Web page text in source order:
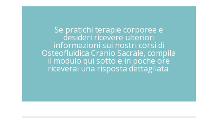
Se pratichi terapie corporee e
desideri ricevere ulteriori
informazioni sui nostri corsi di
Osteofluidica Cranio Sacrale, compila
il modulo qui sotto e in poche ore
riceverai una risposta dettagliata.